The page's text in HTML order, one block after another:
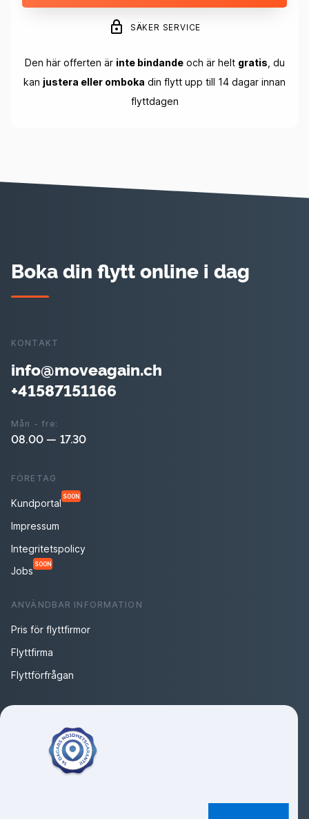
SÄKER SERVICE
Den här offerten är inte bindandeoch är helt gratis , du
kan justera eller omboka din flytt upp till 14 dagar innan
flyttdagen
Boka din flytt online i dag
KONTAKT
info@moveagain.ch
+41587151166
Mån - fre:
08.00 — 17.30
FÖRETAG
Kundportal
SOON
Impressum
Integritetspolicy
Jobs
SOON
ANVÄNDBAR INFORMATION
Pris för flyttfirmor
Flyttfirma
Flyttförfrågan